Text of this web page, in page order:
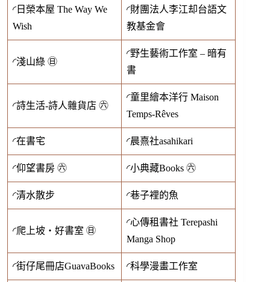
◜日榮本屋 The Way We
Wish
◜財團法人李江却台語文
教基金會
◜淺山綠 ㊐
◜野生藝術工作室 – 暗有
書
◜詩生活-詩人雜貨店 ㊅
◜童里繪本洋行 Maison
Temps-Rêves
◜在書宅 ◜晨熹社asahikari
◜仰望書房 ㊅ ◜小典藏Books ㊅
◜清水散步 ◜巷子裡的魚
◜爬上坡・好書室 ㊐
◜心傳租書社 Terepashi
Manga Shop
◜街仔尾冊店GuavaBooks ◜科學漫畫工作室